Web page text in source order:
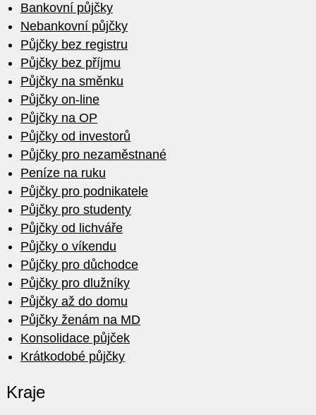
Bankovní půjčky
Nebankovní půjčky
Půjčky bez registru
Půjčky bez příjmu
Půjčky na směnku
Půjčky on-line
Půjčky na OP
Půjčky od investorů
Půjčky pro nezaměstnané
Peníze na ruku
Půjčky pro podnikatele
Půjčky pro studenty
Půjčky od lichváře
Půjčky o víkendu
Půjčky pro důchodce
Půjčky pro dlužníky
Půjčky až do domu
Půjčky ženám na MD
Konsolidace půjček
Krátkodobé půjčky
Kraje